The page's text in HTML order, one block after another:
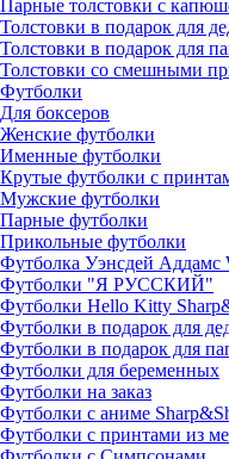
Парные толстовки с
Толстовки в подарок для
Толстовки в подарок для
Толстовки со смешными
Футболки
Для боксеров
Женские футболки
Именные футболки
Крутые футболки с
Мужские футболки
Парные футболки
Прикольные футболки
Футболка Уэнсдей Аддамс
Футболки "Я РУССКИЙ"
Футболки Hello Kitty
Футболки в подарок для
Футболки в подарок для
Футболки для беременных
Футболки на заказ
Футболки с аниме
Футболки с принтами из